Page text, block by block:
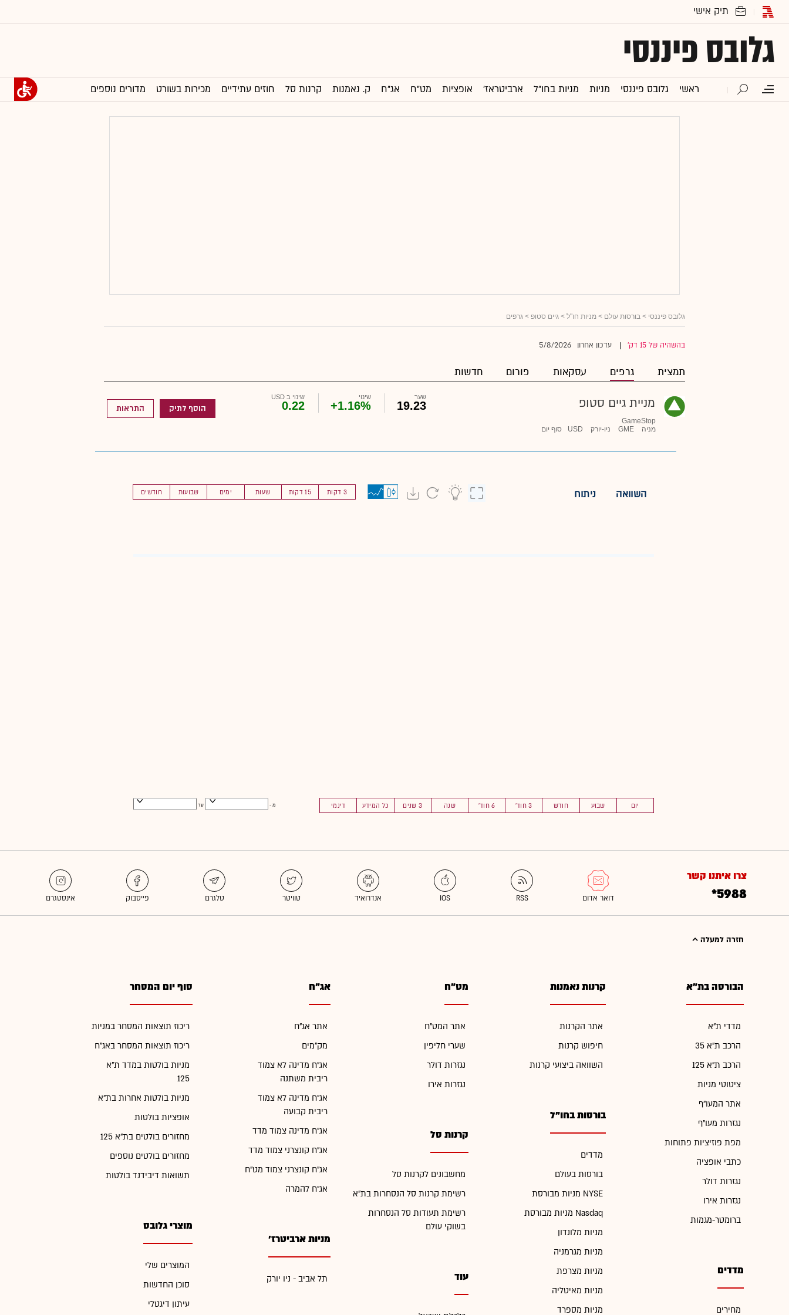
גלובס פיננסי
ראשי גלובס פיננסי מניות מניות בחו"ל ארביטראז' אופציות מט"ח אג"ח ק. נאמנות קרנות סל חוזים עתידיים מכירות בשורט מדורים נוספים
גלובס פיננסי > בורסות עולם > מניות חו"ל > גיים סטופ > גרפים
בהשהיה של 15 דק' עדכון אחרון 5/8/2026
תמצית גרפים עסקאות פורום חדשות
מניית גיים סטופ
GameStop
מניה
GME ניו-יורק USD סוף יום
שער
19.23
שינוי
+1.16%
שינוי ב USD
0.22 הוסף לתיק התראות
חודשים שבועות ימים שעות 15 דקות 3 דקות השוואה ניתוח
יום שבוע חודש 3 חוד' 6 חוד' שנה 3 שנים כל המידע דינמי מ - עד
צרו איתנו קשר
*5988
חזרה למעלה
הבורסה בת"א
מדדי ת"א
הרכב ת"א 35
הרכב ת"א 125
ציטוטי מניות
אתר המעו"ף
נגזרות מעו"ף
מפת פוזיציות פתוחות
כתבי אופציה
נגזרות דולר
נגזרות אירו
ברומטר-מגמות
מדדים
מחירים
קרנות נאמנות
אתר הקרנות
חיפוש קרנות
השוואה ביצועי קרנות
בורסות בחו"ל
מדדים
בורסות בעולם
מניות מבורסת NYSE
מניות מבורסת Nasdaq
מניות מלונדון
מניות מגרמניה
מניות מצרפת
מניות מאיטליה
מניות מספרד
מט"ח
אתר המט"ח
שערי חליפין
נגזרות דולר
נגזרות אירו
קרנות סל
מחשבונים לקרנות סל
רשימת קרנות סל הנסחרות בת"א
רשימת תעודות סל הנסחרות
בשוקי עולם
עוד
אג"ח
אתר אג"ח
מק"מים
אג"ח מדינה לא צמוד
ריבית משתנה
אג"ח מדינה לא צמוד
ריבית קבועה
אג"ח מדינה צמוד מדד
אג"ח קונצרני צמוד מדד
אג"ח קונצרני צמוד מט"ח
אג"ח להמרה
מניות ארביטרז'
תל אביב - ניו יורק
סוף יום המסחר
ריכוז תוצאות המסחר במניות
ריכוז תוצאות המסחר באג"ח
מניות בולטות במדד ת"א
125
מניות בולטות אחרות בת"א
אופציות בולטות
מחזורים בולטים בת"א 125
מחזורים בולטים נוספים
תשואות דיבידנד בולטות
מוצרי גלובס
המוצרים שלי
סוכן החדשות
עיתון דיגטלי